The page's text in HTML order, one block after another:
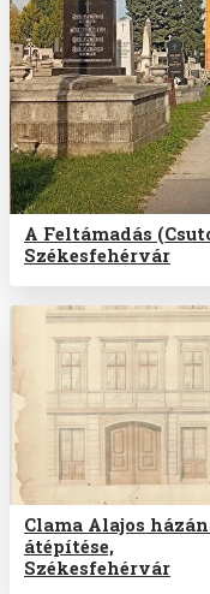
A Feltámadás
Székesfehérvár
Clama Alajos
átépítése,
Székesfehérvár